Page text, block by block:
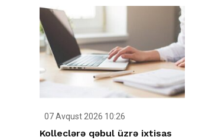
07 Avqust 2026 10:26
Kolleclərə qəbul üzrə ixtisas